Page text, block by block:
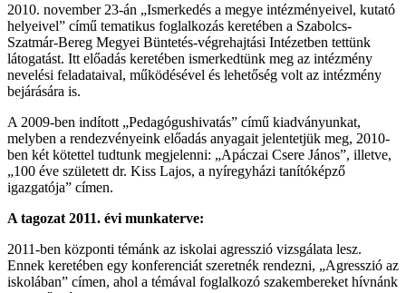
2010. november 23-án „Ismerkedés a megye intézményeivel, kutató
helyeivel” című tematikus foglalkozás keretében a Szabolcs-
Szatmár-Bereg Megyei Büntetés-végrehajtási Intézetben tettünk
látogatást. Itt előadás keretében ismerkedtünk meg az intézmény
nevelési feladataival, működésével és lehetőség volt az intézmény
bejárására is.
A 2009-ben indított „Pedagógushivatás” című kiadványunkat,
melyben a rendezvényeink előadás anyagait jelentetjük meg, 2010-
ben két kötettel tudtunk megjelenni: „Apáczai Csere János”, illetve,
„100 éve született dr. Kiss Lajos, a nyíregyházi tanítóképző
igazgatója” címen.
A tagozat 2011. évi munkaterve:
2011-ben központi témánk az iskolai agresszió vizsgálata lesz.
Ennek keretében egy konferenciát szeretnék rendezni, „Agresszió az
iskolában” címen, ahol a témával foglalkozó szakembereket hívnánk